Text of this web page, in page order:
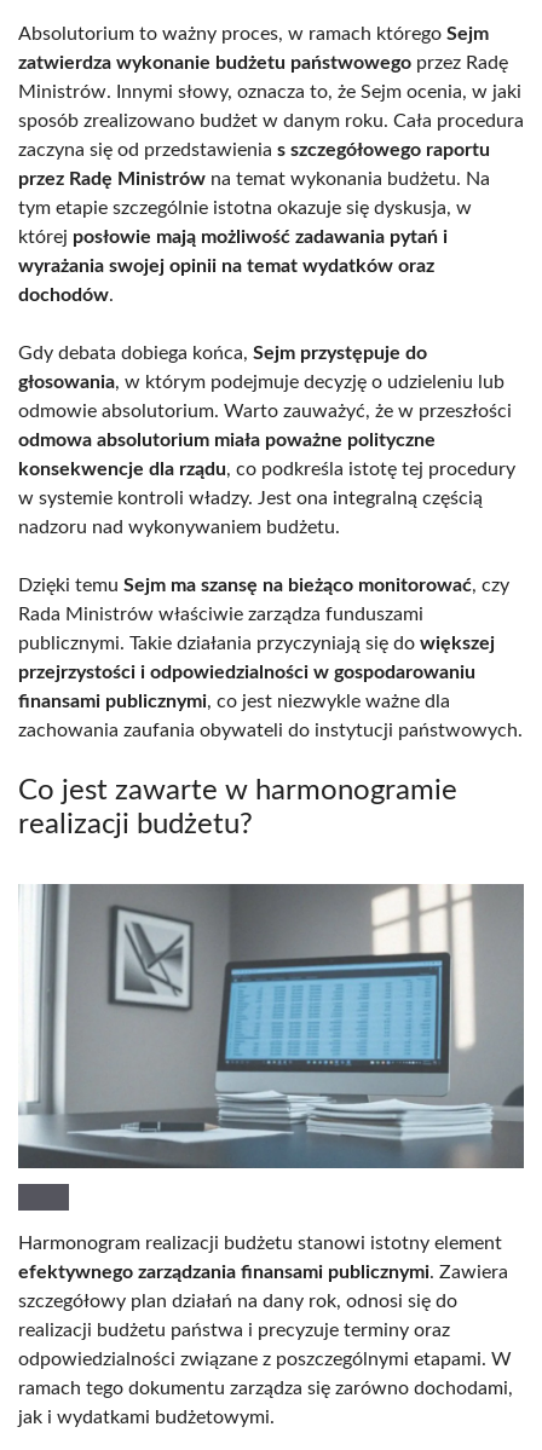
Absolutorium to ważny proces, w ramach którego Sejm
zatwierdza wykonanie budżetu państwowego przez Radę
Ministrów. Innymi słowy, oznacza to, że Sejm ocenia, w jaki
sposób zrealizowano budżet w danym roku. Cała procedura
zaczyna się od przedstawienia s szczegółowego raportu
przez Radę Ministrów na temat wykonania budżetu. Na
tym etapie szczególnie istotna okazuje się dyskusja, w
której posłowie mają możliwość zadawania pytań i
wyrażania swojej opinii na temat wydatków oraz
dochodów.
Gdy debata dobiega końca, Sejm przystępuje do
głosowania, w którym podejmuje decyzję o udzieleniu lub
odmowie absolutorium. Warto zauważyć, że w przeszłości
odmowa absolutorium miała poważne polityczne
konsekwencje dla rządu, co podkreśla istotę tej procedury
w systemie kontroli władzy. Jest ona integralną częścią
nadzoru nad wykonywaniem budżetu.
Dzięki temu Sejm ma szansę na bieżąco monitorować, czy
Rada Ministrów właściwie zarządza funduszami
publicznymi. Takie działania przyczyniają się do większej
przejrzystości i odpowiedzialności w gospodarowaniu
finansami publicznymi, co jest niezwykle ważne dla
zachowania zaufania obywateli do instytucji państwowych.
Co jest zawarte w harmonogramie
realizacji budżetu?
Harmonogram realizacji budżetu stanowi istotny element
efektywnego zarządzania finansami publicznymi. Zawiera
szczegółowy plan działań na dany rok, odnosi się do
realizacji budżetu państwa i precyzuje terminy oraz
odpowiedzialności związane z poszczególnymi etapami. W
ramach tego dokumentu zarządza się zarówno dochodami,
jak i wydatkami budżetowymi.